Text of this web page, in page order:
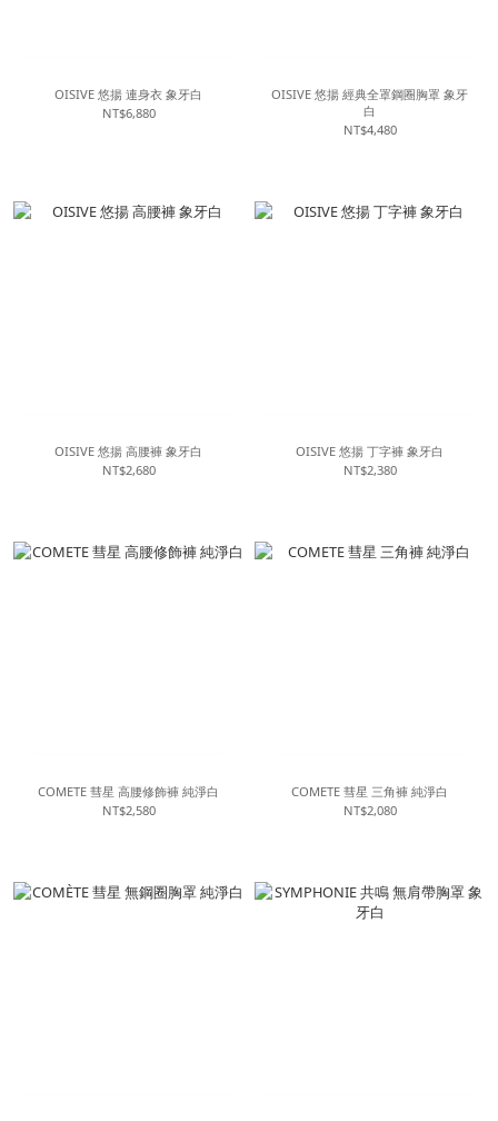
OISIVE 悠揚 連身衣 象牙白
NT$6,880
OISIVE 悠揚 經典全罩鋼圈胸罩 象牙
白
NT$4,480
OISIVE 悠揚 高腰褲 象牙白
NT$2,680
OISIVE 悠揚 丁字褲 象牙白
NT$2,380
COMETE 彗星 高腰修飾褲 純淨白
NT$2,580
COMETE 彗星 三角褲 純淨白
NT$2,080